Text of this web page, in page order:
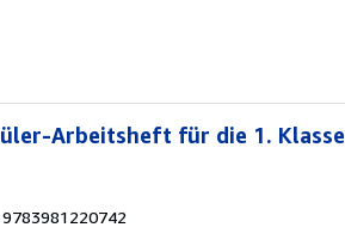
Arbeitsheft für die 1. Klasse
9783981220742